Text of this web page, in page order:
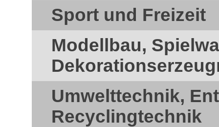
Sport und Freizeit
Modellbau,
Umwelttechnik,
Recyclingtechnik